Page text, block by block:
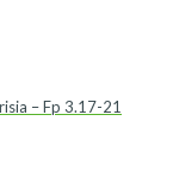
– Fp 3.17-21